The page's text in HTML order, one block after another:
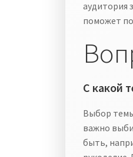
аудитория
поможет
С какой
Выбор
важно
быть,